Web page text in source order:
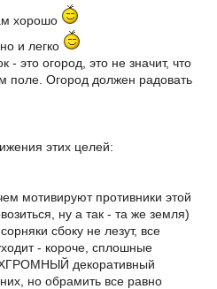
хорошо
и легко
- это огород, это не значит, что
поле. Огород должен радовать
этих целей:
мотивируют противники этой
ну а так - та же земля)
сбоку не лезут, все
- короче, сплошные
декоративный
но обрамить все равно